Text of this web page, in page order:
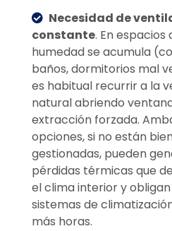
Necesidad de
constante. En espacios
humedad se acumula
baños, dormitorios mal
es habitual recurrir a la
natural abriendo
extracción forzada.
opciones, si no están
gestionadas, pueden
pérdidas térmicas que
el clima interior y obligan
sistemas de
más horas.